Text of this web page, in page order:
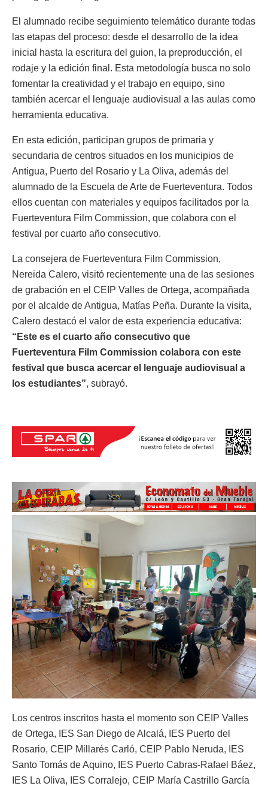
El alumnado recibe seguimiento telemático durante todas
las etapas del proceso: desde el desarrollo de la idea
inicial hasta la escritura del guion, la preproducción, el
rodaje y la edición final. Esta metodología busca no solo
fomentar la creatividad y el trabajo en equipo, sino
también acercar el lenguaje audiovisual a las aulas como
herramienta educativa.
En esta edición, participan grupos de primaria y
secundaria de centros situados en los municipios de
Antigua, Puerto del Rosario y La Oliva, además del
alumnado de la Escuela de Arte de Fuerteventura. Todos
ellos cuentan con materiales y equipos facilitados por la
Fuerteventura Film Commission, que colabora con el
festival por cuarto año consecutivo.
La consejera de Fuerteventura Film Commission,
Nereida Calero, visitó recientemente una de las sesiones
de grabación en el CEIP Valles de Ortega, acompañada
por el alcalde de Antigua, Matías Peña. Durante la visita,
Calero destacó el valor de esta experiencia educativa:
“Este es el cuarto año consecutivo que
Fuerteventura Film Commission colabora con este
festival que busca acercar el lenguaje audiovisual a
los estudiantes”, subrayó.
Los centros inscritos hasta el momento son CEIP Valles
de Ortega, IES San Diego de Alcalá, IES Puerto del
Rosario, CEIP Millarés Carló, CEIP Pablo Neruda, IES
Santo Tomás de Aquino, IES Puerto Cabras-Rafael Báez,
IES La Oliva, IES Corralejo, CEIP María Castrillo García